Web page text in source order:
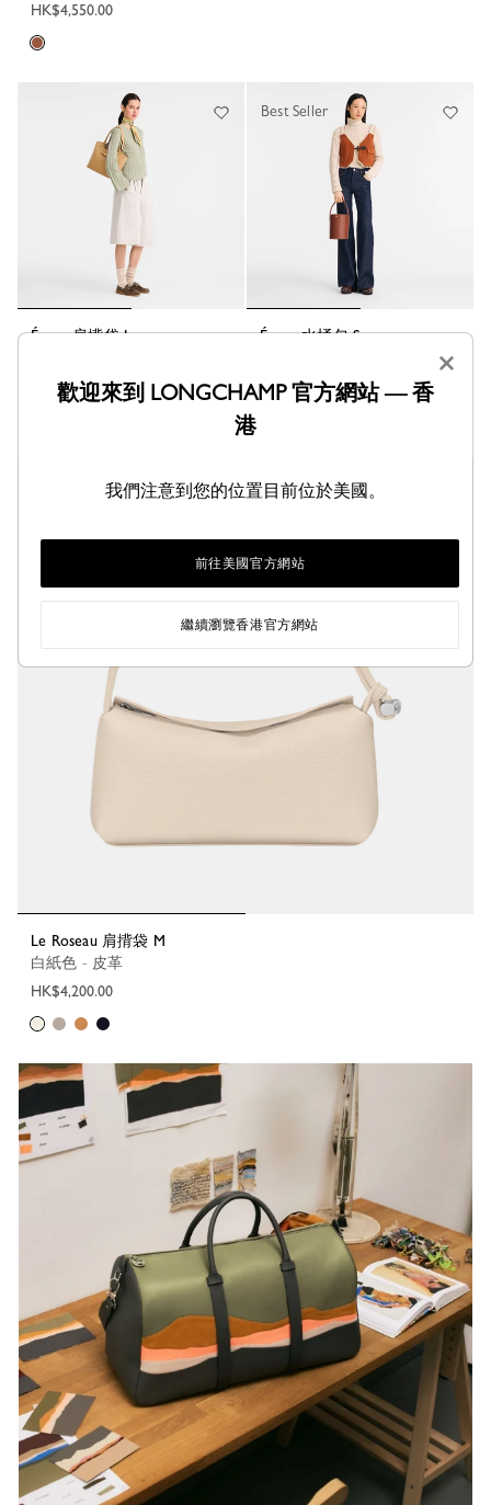
HK$4,550.00
Épure 肩揹袋 L
HK$4,950.00
Épure 水桶包 S
HK$3,300.00
Best Seller
Le Roseau 肩揹袋 M
白紙色 - 皮革
HK$4,200.00
×
歡迎來到 LONGCHAMP 官方網站 — 香
港
我們注意到您的位置目前位於美國。
前往美國官方網站
繼續瀏覽香港官方網站